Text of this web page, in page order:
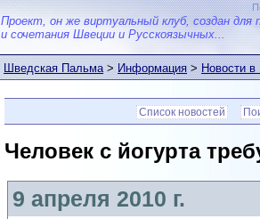
Проект, он же виртуальный клуб, создан для
и сочетания Швеции и Русскоязычных...
Шведская Пальма>Информация>Новости
Список новостей
Человек с йогурта
9 апреля 2010 г.